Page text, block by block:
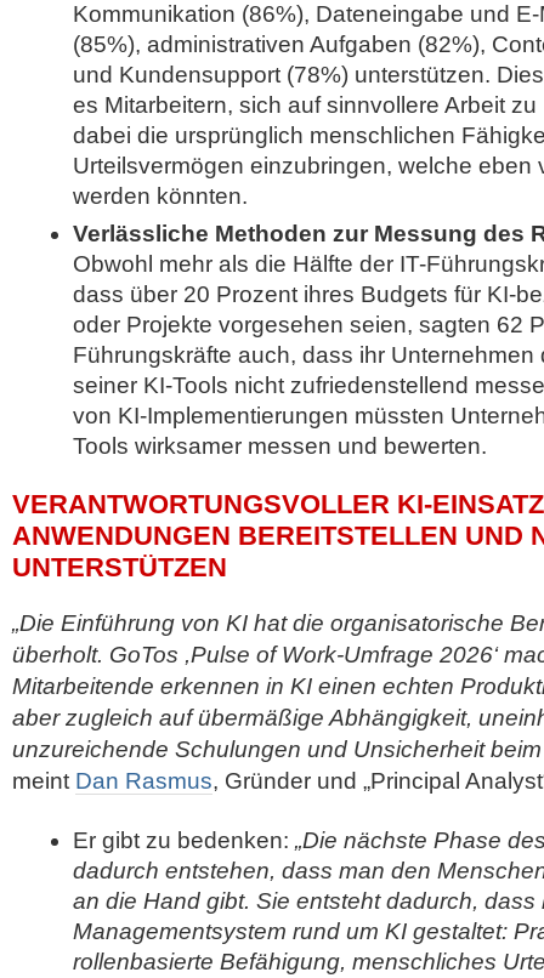
Kommunikation (86%), Dateneingabe und
(85%), administrativen Aufgaben (82%),
und Kundensupport (78%) unterstützen.
es Mitarbeitern, sich auf sinnvollere Arbeit
dabei die ursprünglich menschlichen
Urteilsvermögen einzubringen, welche eben
werden könnten.
Verlässliche Methoden zur Messung des
Obwohl mehr als die Hälfte der IT-
dass über 20 Prozent ihres Budgets für KI-
oder Projekte vorgesehen seien, sagten 62
Führungskräfte auch, dass ihr Unternehmen
seiner KI-Tools nicht zufriedenstellend
von KI-Implementierungen müssten
Tools wirksamer messen und bewerten.
VERANTWORTUNGSVOLLER KI-
ANWENDUNGEN BEREITSTELLEN UND
UNTERSTÜTZEN
„Die Einführung von KI hat die organisatorische
überholt. GoTos ,Pulse of Work-Umfrage 2026‘
Mitarbeitende erkennen in KI einen echten
aber zugleich auf übermäßige Abhängigkeit,
unzureichende Schulungen und Unsicherheit
meint Dan Rasmus, Gründer und „Principal
Er gibt zu bedenken: „Die nächste Phase
dadurch entstehen, dass man den
an die Hand gibt. Sie entsteht dadurch, dass
Managementsystem rund um KI gestaltet:
rollenbasierte Befähigung, menschliches